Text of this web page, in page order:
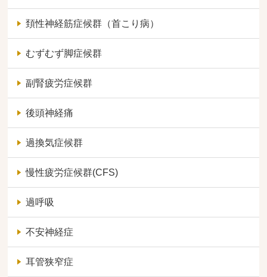
頚性神経筋症候群（首こり病）
むずむず脚症候群
副腎疲労症候群
後頭神経痛
過換気症候群
慢性疲労症候群(CFS)
過呼吸
不安神経症
耳管狭窄症